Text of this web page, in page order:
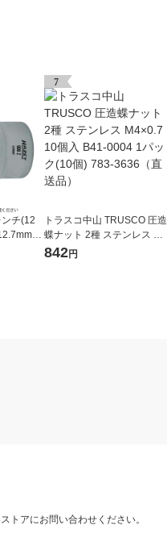
チ(12
24 1個
7
トラスコ中山 TRUSCO 圧造
蝶ナット 2種 ステンレス M4
×0.7 10個入 B41-0004 1パ
842円
トアにお問い合わせください。